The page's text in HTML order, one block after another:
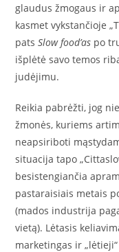
glaudus žmogaus ir
kasmet vykstančioje
patsSlow food’as po
išplėtė savo temos
judėjimu.
Reikia pabrėžti, jog
žmonės, kuriems
neapsiriboti
situacija tapo
besistengiančia
pastaraisiais metais
(mados industrija
vietą). Lėtasis
marketingas ir